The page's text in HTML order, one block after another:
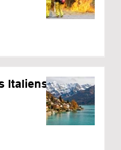
Italiens